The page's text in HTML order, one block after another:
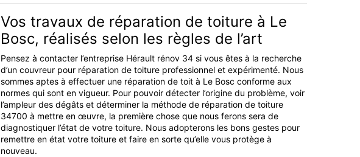
Vos travaux de réparation de toiture à Le
Bosc, réalisés selon les règles de l’art
Pensez à contacter l’entreprise Hérault rénov 34 si vous êtes à la recherche
d’un couvreur pour réparation de toiture professionnel et expérimenté. Nous
sommes aptes à effectuer une réparation de toit à Le Bosc conforme aux
normes qui sont en vigueur. Pour pouvoir détecter l’origine du problème, voir
l’ampleur des dégâts et déterminer la méthode de réparation de toiture
34700 à mettre en œuvre, la première chose que nous ferons sera de
diagnostiquer l’état de votre toiture. Nous adopterons les bons gestes pour
remettre en état votre toiture et faire en sorte qu’elle vous protège à
nouveau.